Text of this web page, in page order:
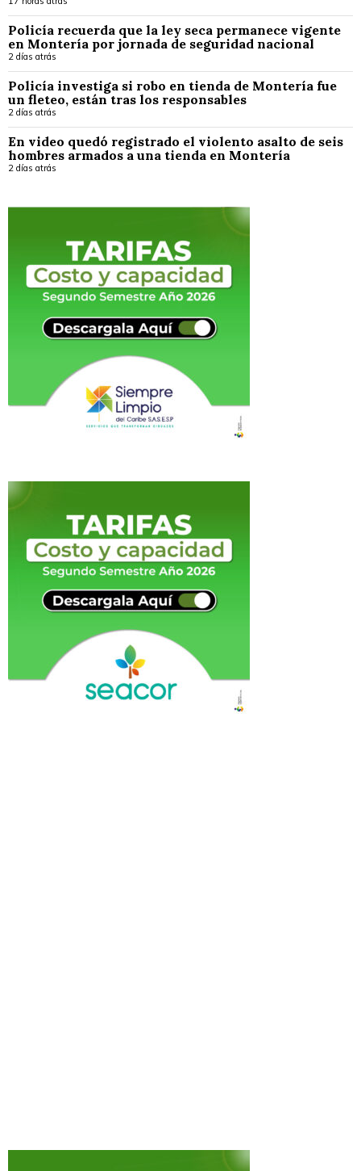
Policía recuerda que la ley seca permanece vigente
en Montería por jornada de seguridad nacional
2 días atrás
Policía investiga si robo en tienda de Montería fue
un fleteo, están tras los responsables
2 días atrás
En video quedó registrado el violento asalto de seis
hombres armados a una tienda en Montería
2 días atrás